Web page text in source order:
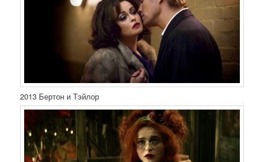
2013 Бертон и Тэйлор